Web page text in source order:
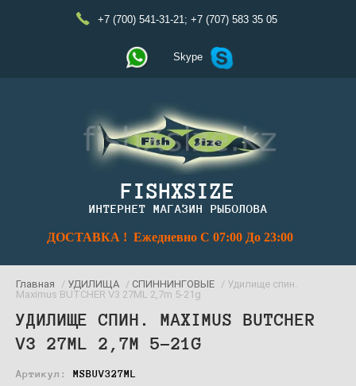
+7 (700) 541-31-21; +7 (707) 583 35 05
Skype
FISHXSIZE
ИНТЕРНЕТ МАГАЗИН РЫБОЛОВА
ДОСТАВКА ! Ежедневно С 07:00 До 23:00
Главная / УДИЛИЩА / СПИННИНГОВЫЕ / Удилище спин.
Maximus BUTCHER V3 27ML 2,7m 5-21g
УДИЛИЩЕ СПИН. MAXIMUS BUTCHER
V3 27ML 2,7M 5-21G
Артикул:
MSBUV327ML